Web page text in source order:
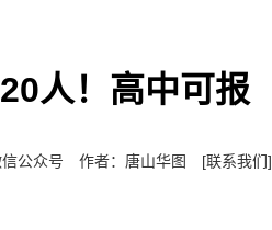
人！高中可报
信公众号 作者：唐山华图 [联系我们]